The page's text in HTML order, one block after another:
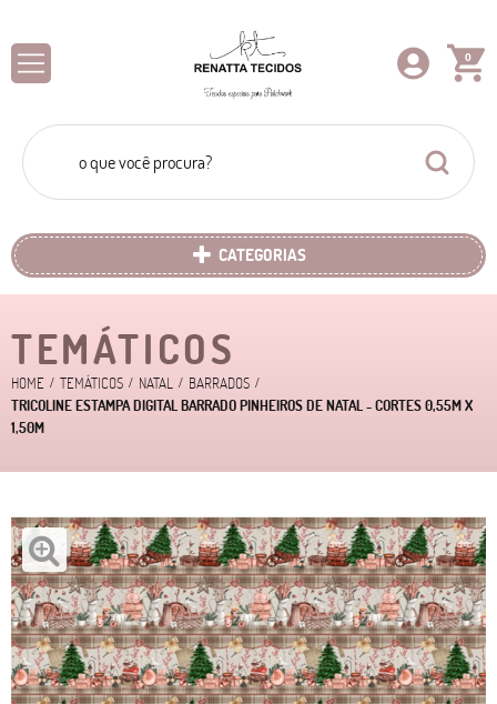
0
CATEGORIAS
TEMÁTICOS
HOME TEMÁTICOS NATAL
BARRADOS
TRICOLINE ESTAMPA DIGITAL BARRADO PINHEIROS DE NATAL - CORTES 0,55M X
1,50M